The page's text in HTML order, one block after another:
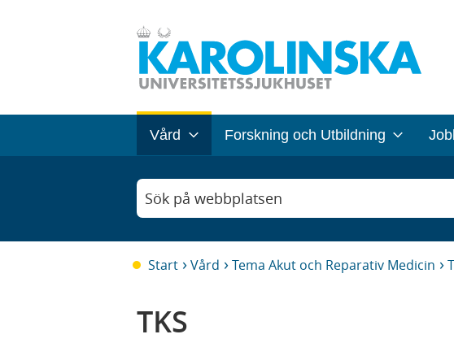
Vård Forskning och Utbildning
Sök på webbplatsen
Start Vård Tema Akut och Reparativ Medicin
TKS